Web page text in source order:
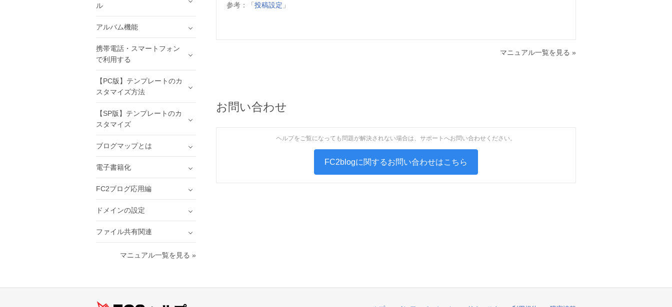
参考：「投稿設定 」
マニュアル一覧を見る »
お問い合わせ
ヘルプをご覧になっても問題が解決されない場合は、サポートへお問い合わせください。
FC2blogに関するお問い合わせはこちら
ル
アルバム機能
携帯電話・スマートフォン
で利用する
【PC版】テンプレートのカ
スタマイズ方法
【SP版】テンプレートのカ
スタマイズ
ブログマップとは
電子書籍化
FC2ブログ応用編
ドメインの設定
ファイル共有関連
マニュアル一覧を見る »